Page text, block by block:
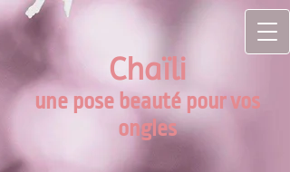
Chaïli
une pose beauté pour vos
ongles